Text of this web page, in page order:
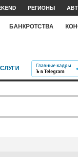
РЕГИОНЫ
БАНКРОТСТВА